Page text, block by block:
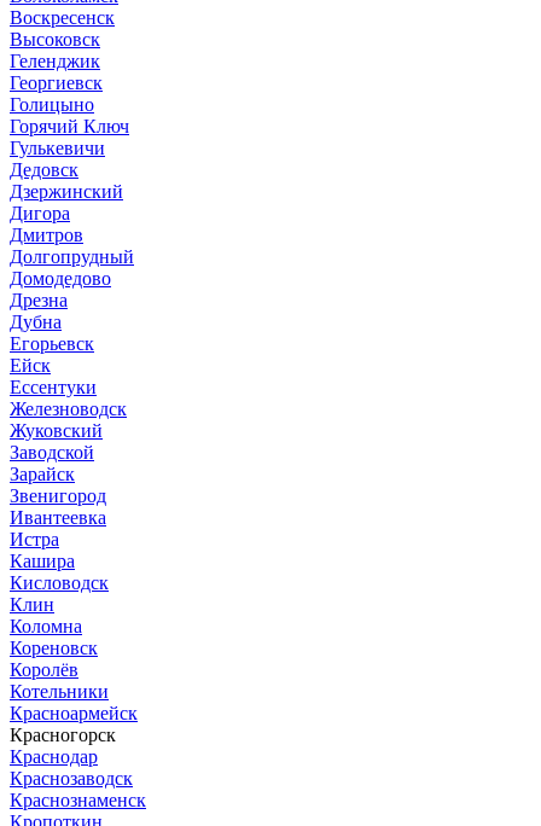
Воскресенск
Высоковск
Геленджик
Георгиевск
Голицыно
Горячий Ключ
Гулькевичи
Дедовск
Дзержинский
Дигора
Дмитров
Долгопрудный
Домодедово
Дрезна
Дубна
Егорьевск
Ейск
Ессентуки
Железноводск
Жуковский
Заводской
Зарайск
Звенигород
Ивантеевка
Истра
Кашира
Кисловодск
Клин
Коломна
Кореновск
Королёв
Котельники
Красноармейск
Красногорск
Краснодар
Краснозаводск
Краснознаменск
Кропоткин